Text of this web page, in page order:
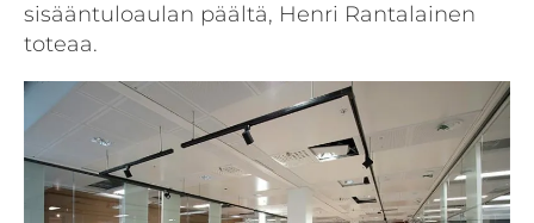
sisääntuloaulan päältä, Henri Rantalainen
toteaa.